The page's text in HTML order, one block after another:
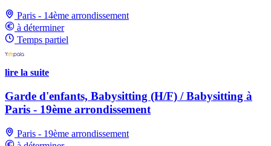
Paris - 14ème arrondissement
à déterminer
Temps partiel
lire la suite
Garde d'enfants, Babysitting (H/F) / Babysitting à
Paris - 19ème arrondissement
Paris - 19ème arrondissement